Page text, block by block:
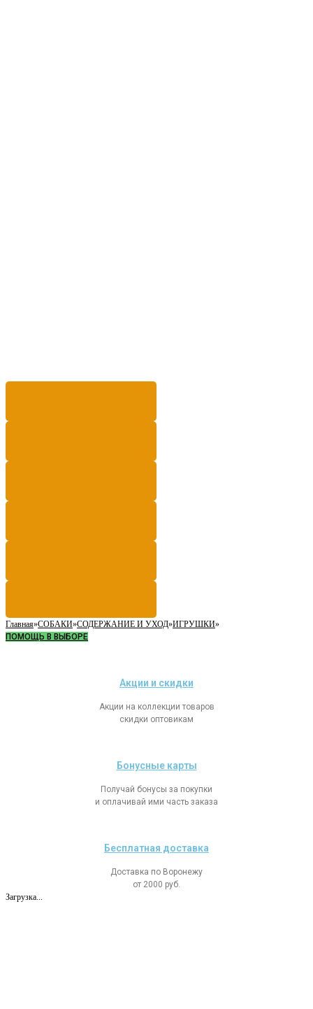
Главная»СОБАКИ»СОДЕРЖАНИЕ И УХОД»ИГРУШКИ»
ПОМОЩЬ В ВЫБОРЕ
Акции и скидки
Акции на коллекции товаров
скидки оптовикам
Бонусные карты
Получай бонусы за покупки
и оплачивай ими часть заказа
Бесплатная доставка
Доставка по Воронежу
от 2000 руб.
Загрузка...